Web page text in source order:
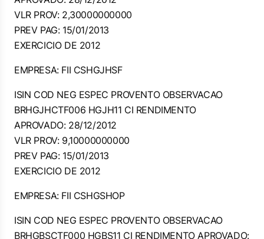
VLR PROV: 2,30000000000
PREV PAG: 15/01/2013
EXERCICIO DE 2012
EMPRESA: FII CSHGJHSF
ISIN COD NEG ESPEC PROVENTO OBSERVACAO
BRHGJHCTF006 HGJH11 CI RENDIMENTO
APROVADO: 28/12/2012
VLR PROV: 9,10000000000
PREV PAG: 15/01/2013
EXERCICIO DE 2012
EMPRESA: FII CSHGSHOP
ISIN COD NEG ESPEC PROVENTO OBSERVACAO
BRHGBSCTF000 HGBS11 CI RENDIMENTO APROVADO: